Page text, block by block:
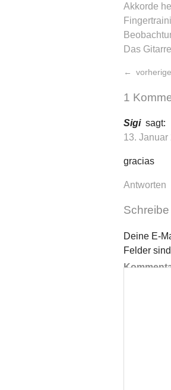
Akkorde
Das
1
Sigi sagt:
13. Januar
gracias
Antworten
Deine E-
Felder